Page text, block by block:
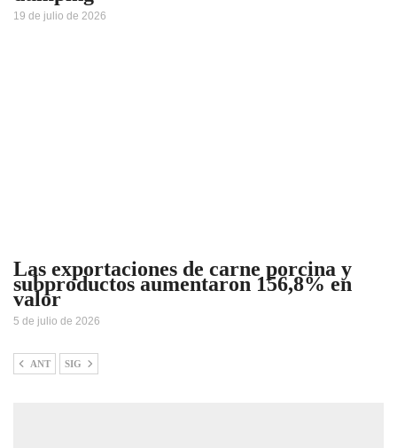
19 de julio de 2026
Las exportaciones de carne porcina y
subproductos aumentaron 156,8% en
valor
5 de julio de 2026
ANT SIG